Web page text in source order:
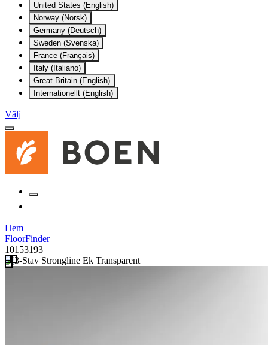
United States (English)
Norway (Norsk)
Germany (Deutsch)
Sweden (Svenska)
France (Français)
Italy (Italiano)
Great Britain (English)
Internationellt (English)
Välj
Hem
FloorFinder
10153193